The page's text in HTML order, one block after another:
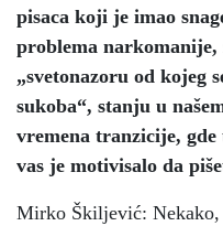
pisaca koji je imao
problema narkomanije,
„svetonazoru od kojeg
sukoba“, stanju u
vremena tranzicije,
vas je motivisalo da
Mirko Škiljević: